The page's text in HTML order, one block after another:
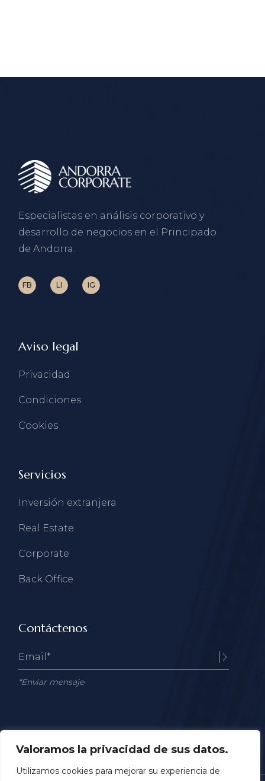
Valoramos la privacidad de sus datos.
Utilizamos cookies para mejorar su experiencia de
Especialistas en análisis corporativo y
desarrollo de negocios en el Principado
de Andorra.
FB LI IG
Aviso legal
Privacidad
Condiciones
Cookies
Servicios
Inversión extranjera
Real Estate
Corporate
Back Office
Contáctenos
*Enviar mensaje